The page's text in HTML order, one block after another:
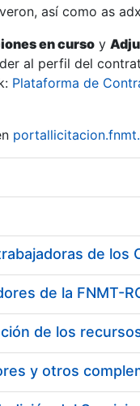
así como as
en curso y
al perfil del
Plataforma de
y otros